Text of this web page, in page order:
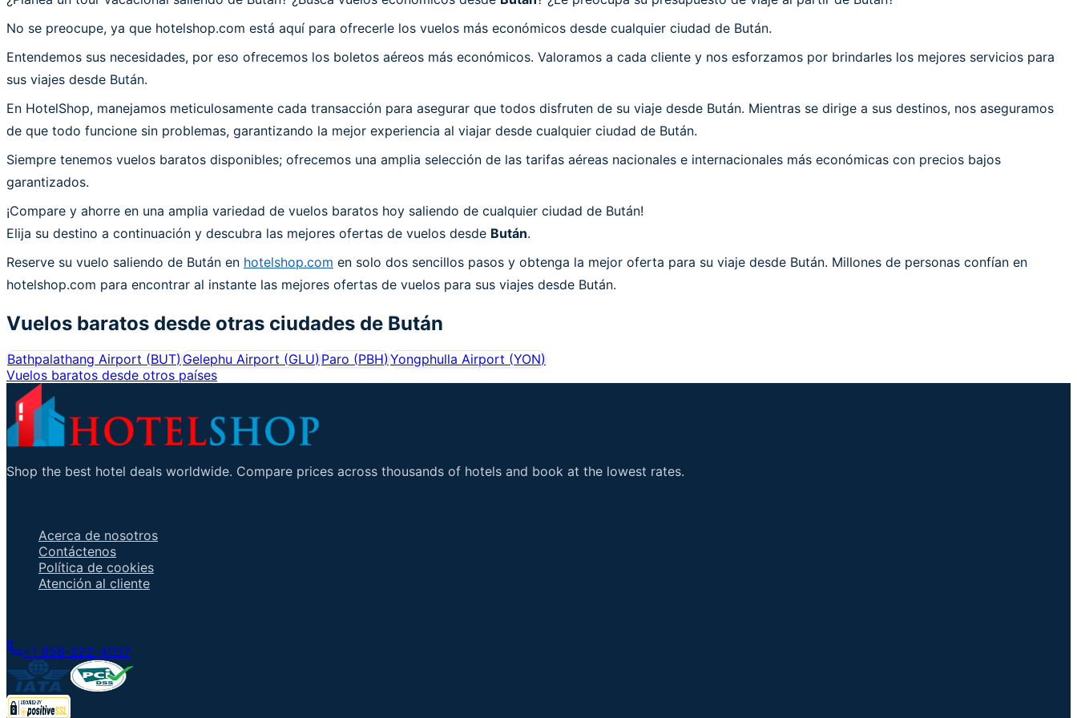
No se preocupe, ya que hotelshop.com está aquí para ofrecerle los vuelos más económicos desde cualquier ciudad de Bután.
Entendemos sus necesidades, por eso ofrecemos los boletos aéreos más económicos. Valoramos a cada cliente y nos esforzamos por brindarles los mejores servicios para
sus viajes desde Bután.
En HotelShop, manejamos meticulosamente cada transacción para asegurar que todos disfruten de su viaje desde Bután. Mientras se dirige a sus destinos, nos aseguramos
de que todo funcione sin problemas, garantizando la mejor experiencia al viajar desde cualquier ciudad de Bután.
Siempre tenemos vuelos baratos disponibles; ofrecemos una amplia selección de las tarifas aéreas nacionales e internacionales más económicas con precios bajos
garantizados.
¡Compare y ahorre en una amplia variedad de vuelos baratos hoy saliendo de cualquier ciudad de Bután!
Elija su destino a continuación y descubra las mejores ofertas de vuelos desde Bután.
Reserve su vuelo saliendo de Bután en hotelshop.com en solo dos sencillos pasos y obtenga la mejor oferta para su viaje desde Bután. Millones de personas confían en
hotelshop.com para encontrar al instante las mejores ofertas de vuelos para sus viajes desde Bután.
Vuelos baratos desde otras ciudades de Bután
Bathpalathang Airport (BUT)Gelephu Airport (GLU)Paro (PBH)Yongphulla Airport (YON)
Vuelos baratos desde otros países
Shop the best hotel deals worldwide. Compare prices across thousands of hotels and book at the lowest rates.
Acerca de nosotros
Contáctenos
Política de cookies
Atención al cliente
+1 858-222-4037